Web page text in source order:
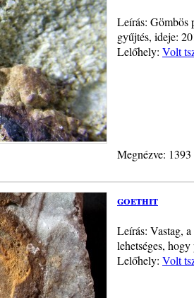
Leírás: Gömbös
gyűjtés, ideje:
Lelőhely: Volt
Megnézve:
goethit
Leírás: Vastag,
lehetséges,
Lelőhely: Volt